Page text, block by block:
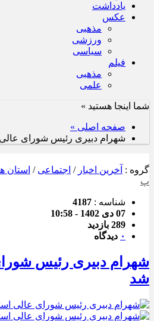
یادداشت
عکس
مذهبی
ورزشی
سیاسی
فیلم
مذهبی
علمی
شما اینجا هستید »
صفحه اصلی »
شهرام دبیری رئیس شورای
گروه : آخرین اخبار / اجتماعی / استان
پ
شناسه : 4187
07 دی 1402 - 10:58
289 بازدید
۰ دیدگاه
شهرام دبیری رئیس
شد